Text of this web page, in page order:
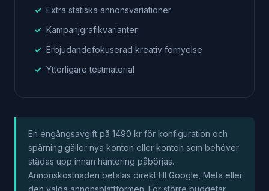
Extra statiska annonsvariationer
Kampanjgrafikvarianter
Erbjudandefokuserad kreativ förnyelse
Ytterligare testmaterial
En engångsavgift på 1490 kr för konfiguration och
spårning gäller nya konton eller konton som behöver
städas upp innan hantering påbörjas.
Annonskostnaden betalas direkt till Google, Meta eller
den valda annonsplattformen. För större budgetar